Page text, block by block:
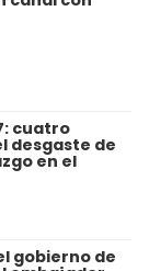
cuatro
desgaste de
en el
gobierno de